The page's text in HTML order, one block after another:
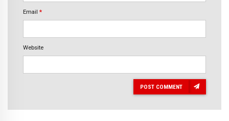
Email *
Website
POST COMMENT